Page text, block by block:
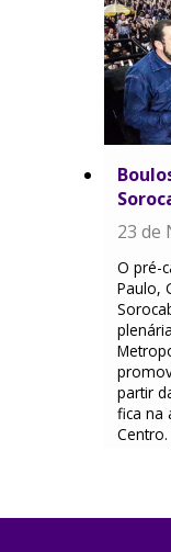
23 de
O pré-
Paulo,
partir
fica na